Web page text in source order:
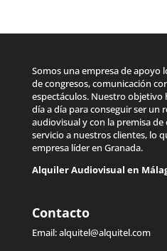
Somos una empresa de apoyo
de congresos, comunicación
espectáculos. Nuestro objetivo
día a día para conseguir ser un
audiovisual y con la premisa
servicio a nuestros clientes, lo
empresa líder en Granada.
Alquiler Audiovisual en
Contacto
Email:alquitel@alquitel.com